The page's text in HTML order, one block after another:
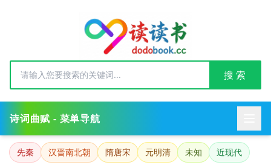
搜 索
诗词曲赋 - 菜单导航
先秦 汉晋南北朝 隋唐宋 元明清 未知 近现代